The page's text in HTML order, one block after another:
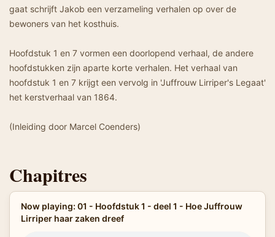
gaat schrijft Jakob een verzameling verhalen op over de
bewoners van het kosthuis.
Hoofdstuk 1 en 7 vormen een doorlopend verhaal, de andere
hoofdstukken zijn aparte korte verhalen. Het verhaal van
hoofdstuk 1 en 7 krijgt een vervolg in 'Juffrouw Lirriper's Legaat'
het kerstverhaal van 1864.
(Inleiding door Marcel Coenders)
Chapitres
Now playing: 01 - Hoofdstuk 1 - deel 1 - Hoe Juffrouw
Lirriper haar zaken dreef